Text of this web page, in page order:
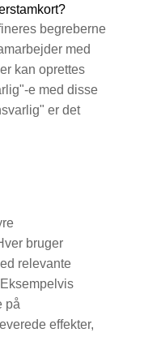
begreberne
med
kan oprettes
e med disse
er det
bruger
relevante
på
effekter,